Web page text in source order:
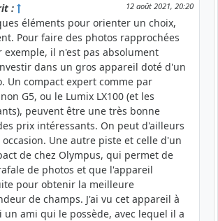
12 août 2021, 20:20
:
éléments pour orienter un choix,
Pour faire des photos rapprochées
exemple, il n'est pas absolument
dans un gros appareil doté d'un
Un compact expert comme par
G5, ou le Lumix LX100 (et les
peuvent être une très bonne
prix intéressants. On peut d'ailleurs
Une autre piste et celle d'un
de chez Olympus, qui permet de
de photos et que l'appareil
pour obtenir la meilleure
de champs. J'ai vu cet appareil à
ami qui le possède, avec lequel il a